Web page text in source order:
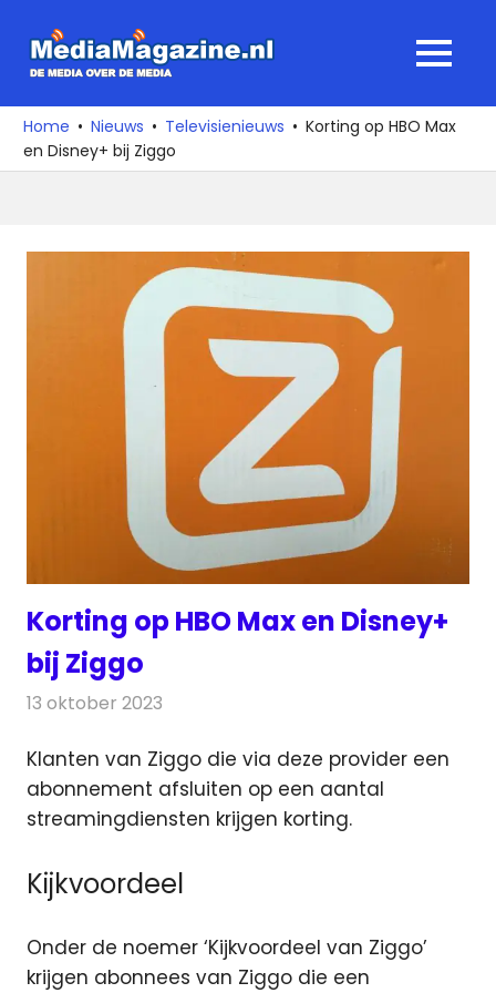
naar
media
over
de
MENU
Home Nieuws Televisienieuws
Korting op HBO Max
en Disney+ bij Ziggo
Korting op HBO Max en Disney+
bij Ziggo
13 oktober 2023
Klanten van Ziggo die via deze provider een
abonnement afsluiten op een aantal
streamingdiensten krijgen korting.
Kijkvoordeel
Onder de noemer ‘Kijkvoordeel van Ziggo’
krijgen abonnees van Ziggo die een